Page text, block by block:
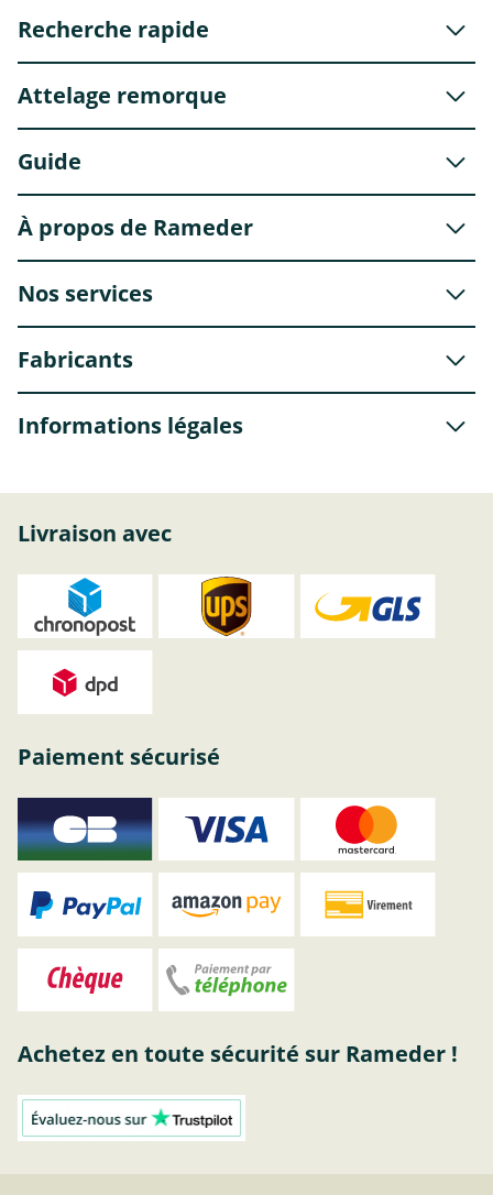
Recherche rapide
Attelage remorque
Guide
À propos de Rameder
Nos services
Fabricants
Informations légales
Livraison avec
Paiement sécurisé
Achetez en toute sécurité sur Rameder !